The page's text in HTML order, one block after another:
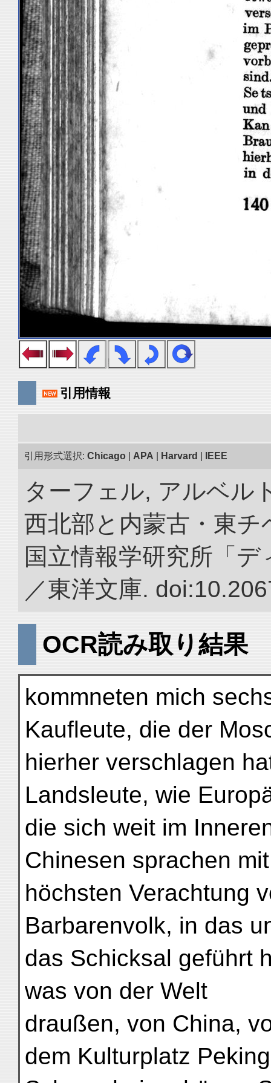
引用情報
引用形式選択: Chicago APA Harvard IEEE
ターフェル, アルベル
西北部と内蒙古・東チ
国立情報学研究所「
／東洋文庫.
OCR読み取り結果
kommneten mich
Kaufleute, die der
hierher verschlagen
Landsleute, wie
die sich weit im
Chinesen sprachen
höchsten Verachtung
Barbarenvolk, in das
das Schicksal geführt
was von der Welt
draußen, von China,
dem Kulturplatz